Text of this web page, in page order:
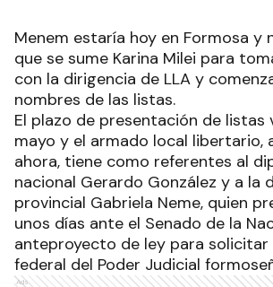
Menem estaría hoy en Formosa y
que se sume Karina Milei para
con la dirigencia de LLA y
nombres de las listas.
El plazo de presentación de listas
mayo y el armado local libertario,
ahora, tiene como referentes al
nacional Gerardo González y a la
provincial Gabriela Neme, quien
unos días ante el Senado de la
anteproyecto de ley para solicitar
federal del Poder Judicial
Ads